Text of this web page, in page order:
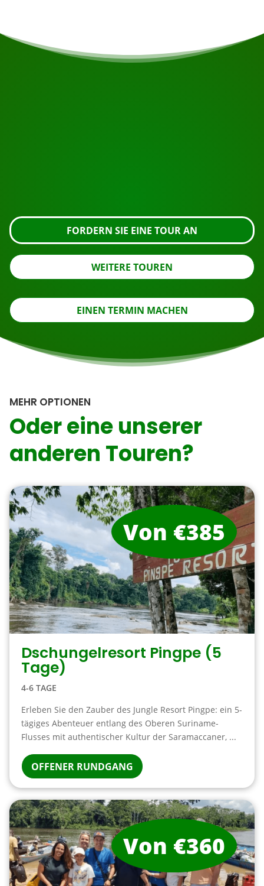
FORDERN SIE EINE TOUR AN
WEITERE TOUREN
EINEN TERMIN MACHEN
MEHR OPTIONEN
Oder eine unserer
anderen Touren?
Dschungelresort Pingpe (5
Tage)
4-6 TAGE
Erleben Sie den Zauber des Jungle Resort Pingpe: ein 5-
tägiges Abenteuer entlang des Oberen Suriname-
Flusses mit authentischer Kultur der Saramaccaner, ...
OFFENER RUNDGANG
Von €385
Von €360